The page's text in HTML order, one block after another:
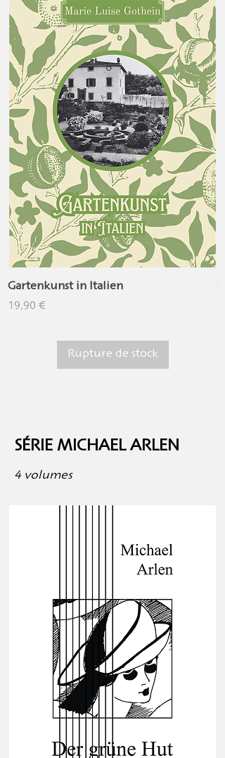
Gartenkunst in Italien
Prix
19,90 €
Rupture de stock
SÉRIE MICHAEL ARLEN
4 volumes